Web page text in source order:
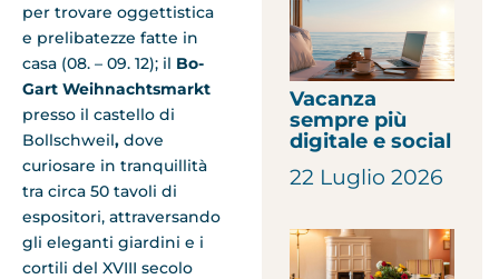
per trovare oggettistica
e prelibatezze fatte in
casa (08. – 09. 12); il Bo-
Gart Weihnachtsmarkt
presso il castello di
Bollschweil, dove
curiosare in tranquillità
tra circa 50 tavoli di
espositori, attraversando
gli eleganti giardini e i
cortili del XVIII secolo
Vacanza
sempre più
digitale e social
22 Luglio 2026